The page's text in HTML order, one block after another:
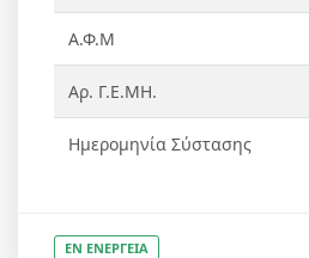
Α.Φ.Μ
Αρ. Γ.Ε.ΜΗ.
Ημερομηνία Σύστασης
ΕΝ ΕΝΕΡΓΕΙΑ